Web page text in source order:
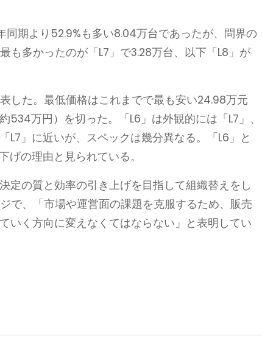
期より52.9%も多い8.04万台であったが、問界の
も多かったのが「L7」で3.28万台、以下「L8」が
した。最低価格はこれまでで最も安い24.98万元
534万円）を切った。「L6」は外観的には「L7」、
L7」に近いが、スペックは幾分異なる。「L6」と
げの理由と見られている。
定の質と効率の引き上げを目指して組織替えをし
で、「市場や運営面の課題を克服するため、販売
いく方向に変えなくてはならない」と表明してい